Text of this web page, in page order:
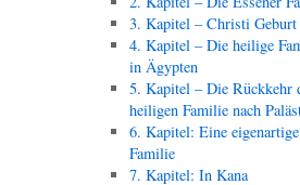
3. Kapitel – Christi Geburt
4. Kapitel – Die heilige
in Ägypten
5. Kapitel – Die Rückkehr
heiligen Familie nach
6. Kapitel: Eine eigenartige
Familie
7. Kapitel: In Kana